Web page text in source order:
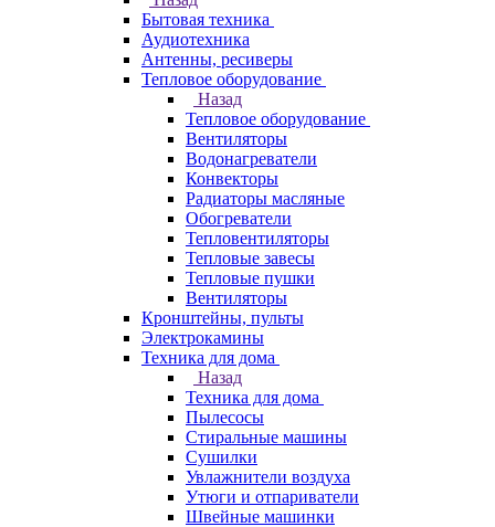
Бытовая техника
Аудиотехника
Антенны, ресиверы
Тепловое оборудование
Назад
Тепловое оборудование
Вентиляторы
Водонагреватели
Конвекторы
Радиаторы масляные
Обогреватели
Тепловентиляторы
Тепловые завесы
Тепловые пушки
Вентиляторы
Кронштейны, пульты
Электрокамины
Техника для дома
Назад
Техника для дома
Пылесосы
Стиральные машины
Сушилки
Увлажнители воздуха
Утюги и отпариватели
Швейные машинки